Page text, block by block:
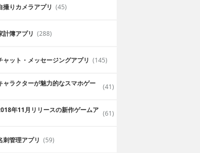
撮りカメラアプリ (45)
計簿アプリ (288)
ャット・メッセージングアプリ (145)
ャラクターが魅力的なスマホゲー (41)
年11月リリースの新作ゲームア (61)
刺管理アプリ (59)